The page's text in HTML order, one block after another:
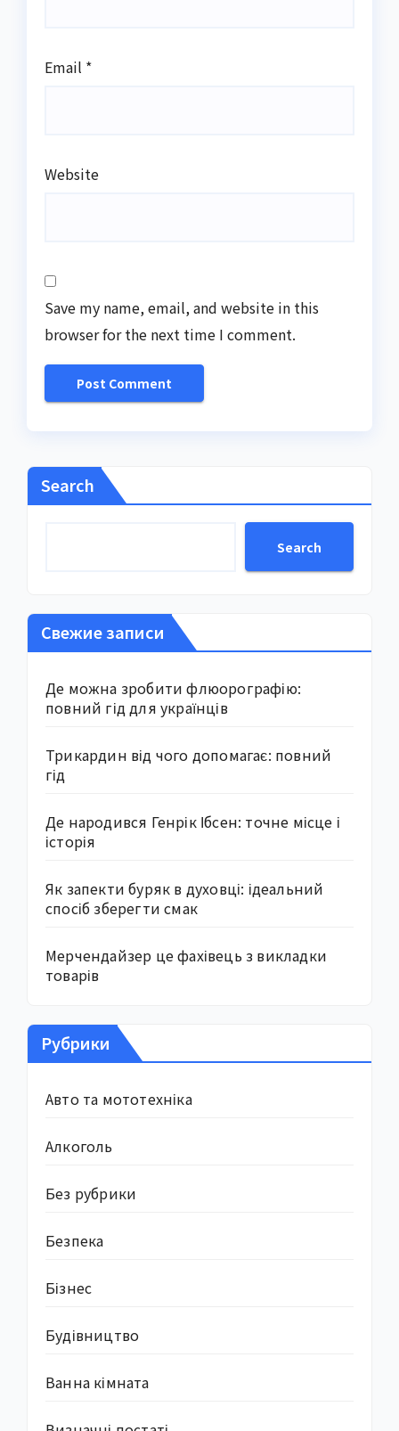
Email *
Website
Save my name, email, and website in this
browser for the next time I comment.
Search
Search
Свежие записи
Де можна зробити флюорографію:
повний гід для українців
Трикардин від чого допомагає: повний
гід
Де народився Генрік Ібсен: точне місце і
історія
Як запекти буряк в духовці: ідеальний
спосіб зберегти смак
Мерчендайзер це фахівець з викладки
товарів
Рубрики
Авто та мототехніка
Алкоголь
Без рубрики
Безпека
Бізнес
Будівництво
Ванна кімната